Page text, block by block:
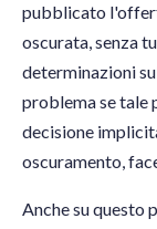
pubblicato
oscurata, senza
determinazioni
problema se tale
decisione
oscuramento,
Anche su questo